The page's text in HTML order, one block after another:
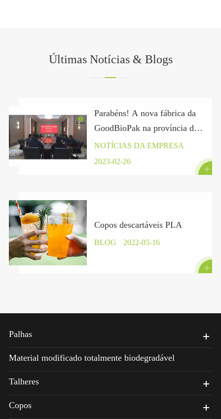
Últimas Notícias & Blogs
Parabéns! A nova fábrica da
GoodBioPak na província de
Hubei assinou oficialmente
um contrato.
NOTÍCIAS DA EMPRESA
2023-02-26

Copos descartáveis PLA
BLOG 2022-05-16

Palhas
Material modificado totalmente biodegradável
Talheres
Copos